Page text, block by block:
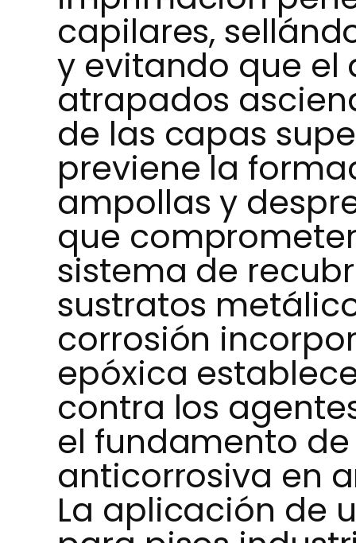
capilares,
y evitando que el
atrapados
de las capas
previene la
ampollas y
que
sistema de
sustratos
corrosión
epóxica
contra los
el fundamento
anticorrosiva en
La aplicación de